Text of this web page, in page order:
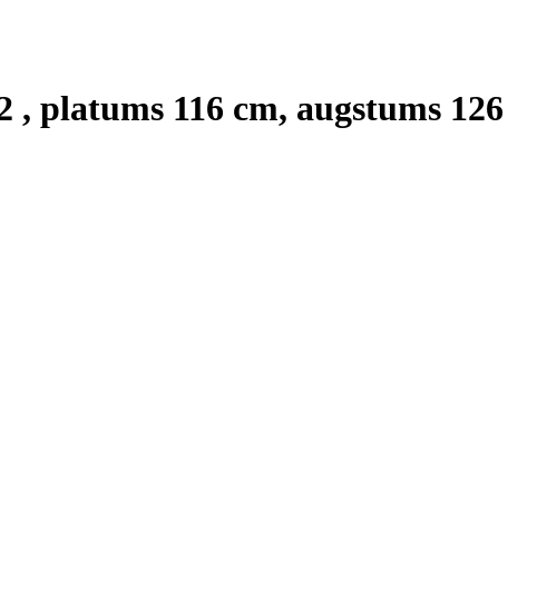
platums 116 cm, augstums 126